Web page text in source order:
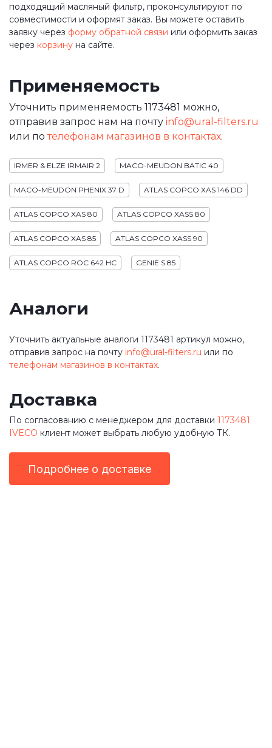
подходящий масляный фильтр, проконсультируют по
совместимости и оформят заказ. Вы можете оставить
заявку через форму обратной связи или оформить заказ
через корзину на сайте.
Применяемость
Уточнить применяемость 1173481 можно,
отправив запрос нам на почту info@ural-filters.ru
или потелефонам магазинов в контактах.
IRMER & ELZE IRMAIR 2 MACO-MEUDON BATIC 40
MACO-MEUDON PHENIX 37 D ATLAS COPCO XAS 146 DD
ATLAS COPCO XAS 80 ATLAS COPCO XASS 80
ATLAS COPCO XAS 85 ATLAS COPCO XASS 90
ATLAS COPCO ROC 642 HC GENIE S 85
Аналоги
Уточнить актуальные аналоги 1173481 артикул можно,
отправив запрос на почту info@ural-filters.ru или по
телефонам магазинов в контактах.
Доставка
По согласованию с менеджером для доставки 1173481
IVECO клиент может выбрать любую удобную ТК.
Подробнее о доставке